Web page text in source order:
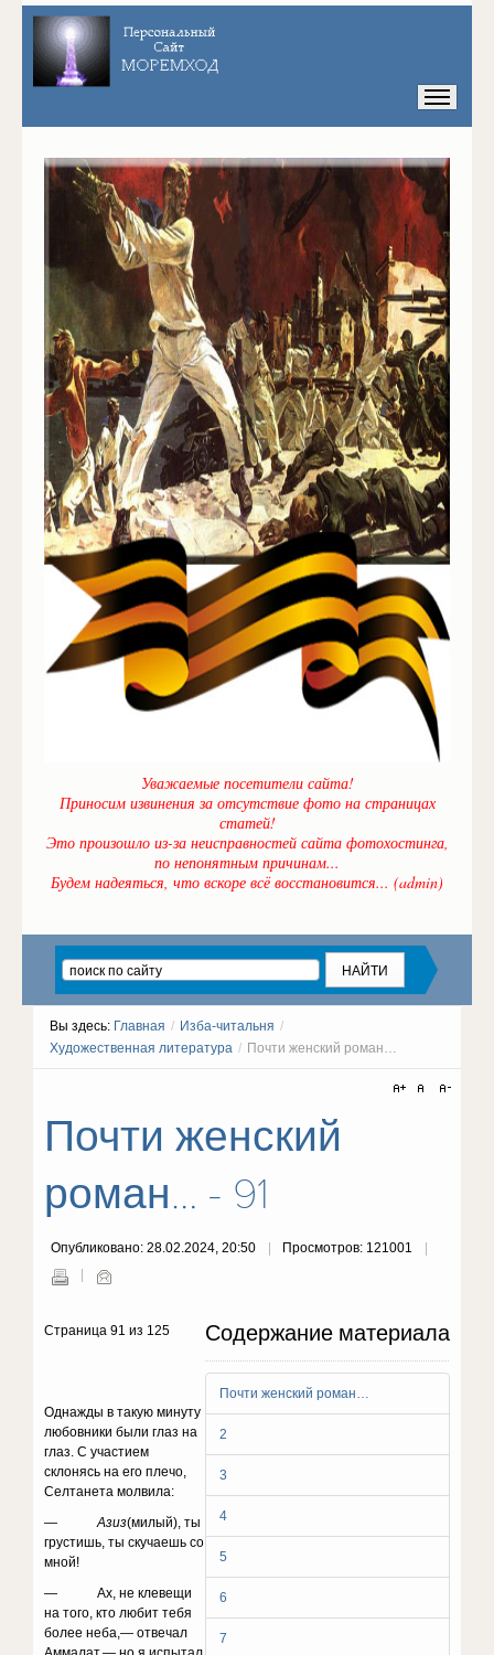
Уважаемые посетители сайта!
Приносим извинения за отсутствие фото на страницах
статей!
Это произошло из-за неисправностей сайта фотохостинга,
по непонятным причинам...
Будем надеяться, что вскоре всё восстановится... (admin)
Вы здесь: Главная / Изба-читальня /
Художественная литература / Почти женский роман…
Почти женский
роман… - 91
Опубликовано: 28.02.2024, 20:50 Просмотров: 121001
Содержание материала
Почти женский роман…
2
3
4
5
6
7
Страница 91 из 125
Однажды в такую минуту
любовники были глаз на
глаз. С участием
склонясь на его плечо,
Селтанета молвила:
—Азиз(милый), ты
грустишь, ты скучаешь со
мной!
— Ах, не клевещи
на того, кто любит тебя
более неба,— отвечал